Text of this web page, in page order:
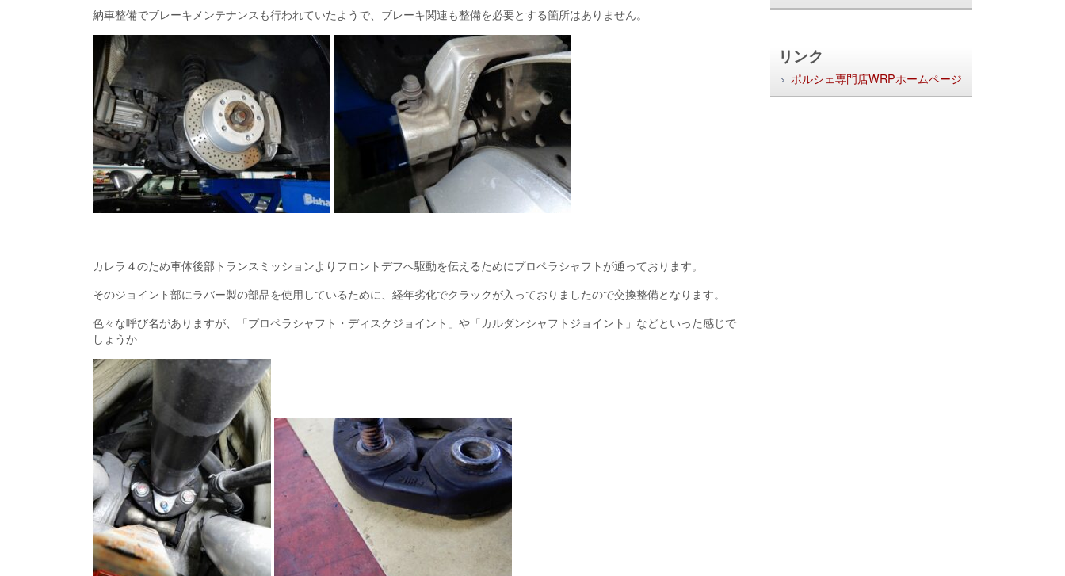
納車整備でブレーキメンテナンスも行われていたようで、ブレーキ関連も整備を必要とする箇所はありません。
カレラ４のため車体後部トランスミッションよりフロントデフへ駆動を伝えるためにプロペラシャフトが通っております。
そのジョイント部にラバー製の部品を使用しているために、経年劣化でクラックが入っておりましたので交換整備となります。
色々な呼び名がありますが、「プロペラシャフト・ディスクジョイント」や「カルダンシャフトジョイント」などといった感じで
しょうか
リンク
ポルシェ専門店WRPホームページ